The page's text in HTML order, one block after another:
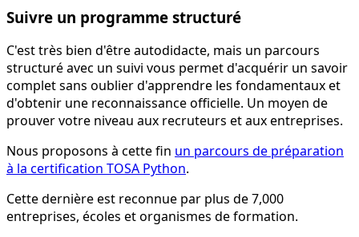
Suivre un programme structuré
C'est très bien d'être autodidacte, mais un parcours
structuré avec un suivi vous permet d'acquérir un savoir
complet sans oublier d'apprendre les fondamentaux et
d'obtenir une reconnaissance officielle. Un moyen de
prouver votre niveau aux recruteurs et aux entreprises.
Nous proposons à cette fin un parcours de préparation
à la certification TOSA Python.
Cette dernière est reconnue par plus de 7,000
entreprises, écoles et organismes de formation.